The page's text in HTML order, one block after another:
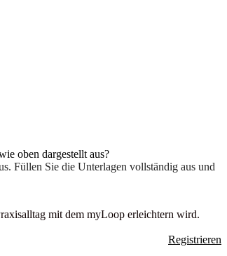
oben dargestellt aus?
Füllen Sie die Unterlagen vollständig aus und
mit dem myLoop erleichtern wird.
Registrieren